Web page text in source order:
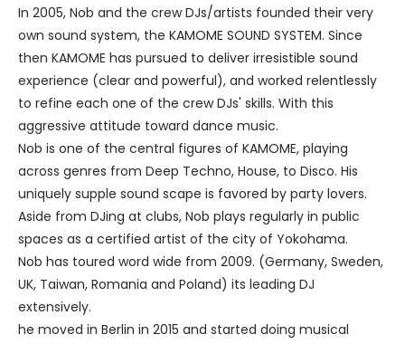
In 2005, Nob and the crew DJs/artists founded their very
own sound system, the KAMOME SOUND SYSTEM. Since
then KAMOME has pursued to deliver irresistible sound
experience (clear and powerful), and worked relentlessly
to refine each one of the crew DJs' skills. With this
aggressive attitude toward dance music.
Nob is one of the central figures of KAMOME, playing
across genres from Deep Techno, House, to Disco. His
uniquely supple sound scape is favored by party lovers.
Aside from DJing at clubs, Nob plays regularly in public
spaces as a certified artist of the city of Yokohama.
Nob has toured word wide from 2009. (Germany, Sweden,
UK, Taiwan, Romania and Poland) its leading DJ
extensively.
he moved in Berlin in 2015 and started doing musical